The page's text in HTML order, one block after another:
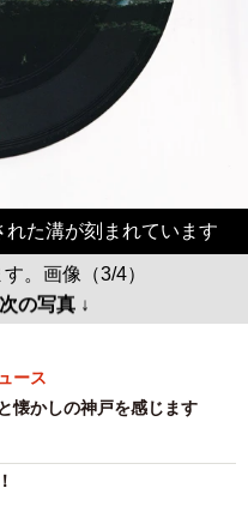
た溝が刻まれています
。画像（3/4）
の写真 ↓
ース
懐かしの神戸を感じます